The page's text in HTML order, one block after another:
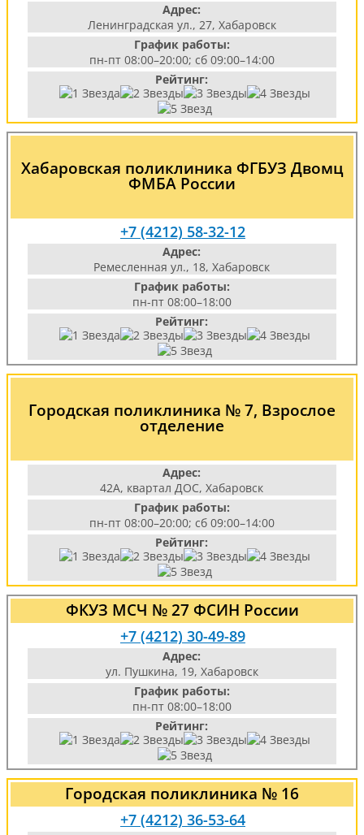
Адрес:
Ленинградская ул., 27, Хабаровск
График работы:
пн-пт 08:00–20:00; сб 09:00–14:00
Рейтинг:
Хабаровская поликлиника ФГБУЗ Двомц
ФМБА России
+7 (4212) 58-32-12
Адрес:
Ремесленная ул., 18, Хабаровск
График работы:
пн-пт 08:00–18:00
Рейтинг:
Городская поликлиника № 7, Взрослое
отделение
Адрес:
42А, квартал ДОС, Хабаровск
График работы:
пн-пт 08:00–20:00; сб 09:00–14:00
Рейтинг:
ФКУЗ МСЧ № 27 ФСИН России
+7 (4212) 30-49-89
Адрес:
ул. Пушкина, 19, Хабаровск
График работы:
пн-пт 08:00–18:00
Рейтинг:
Городская поликлиника № 16
+7 (4212) 36-53-64